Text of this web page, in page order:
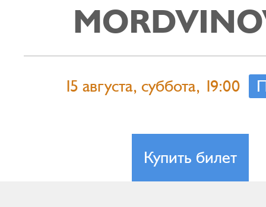
15 августа, суббота, 19:00
Купить билет